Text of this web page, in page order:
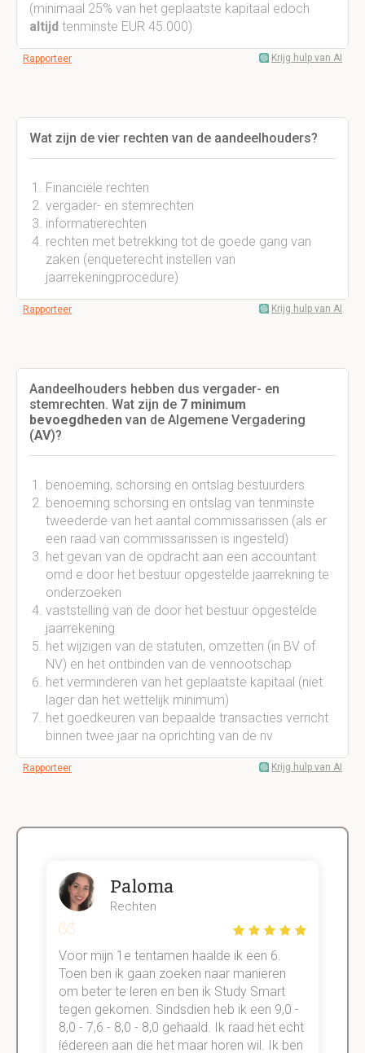
(minimaal 25% van het geplaatste kapitaal edoch
altijd tenminste EUR 45.000)
Rapporteer Krijg hulp van AI
Wat zijn de vier rechten van de aandeelhouders?
Financiële rechten
vergader- en stemrechten
informatierechten
rechten met betrekking tot de goede gang van
zaken (enqueterecht instellen van
jaarrekeningprocedure)
Rapporteer Krijg hulp van AI
Aandeelhouders hebben dus vergader- en
stemrechten. Wat zijn de 7 minimum
bevoegdheden van de Algemene Vergadering
(AV)?
benoeming, schorsing en ontslag bestuurders
benoeming schorsing en ontslag van tenminste
tweederde van het aantal commissarissen (als er
een raad van commissarissen is ingesteld)
het gevan van de opdracht aan een accountant
omd e door het bestuur opgestelde jaarrekning te
onderzoeken
vaststelling van de door het bestuur opgestelde
jaarrekening
het wijzigen van de statuten, omzetten (in BV of
NV) en het ontbinden van de vennootschap
het verminderen van het geplaatste kapitaal (niet
lager dan het wettelijk minimum)
het goedkeuren van bepaalde transacties verricht
binnen twee jaar na oprichting van de nv
Rapporteer Krijg hulp van AI
Paloma
Rechten
Voor mijn 1e tentamen haalde ik een 6.
Toen ben ik gaan zoeken naar manieren
om beter te leren en ben ik Study Smart
tegen gekomen. Sindsdien heb ik een 9,0 -
8,0 - 7,6 - 8,0 - 8,0 gehaald. Ik raad het echt
íédereen aan die het maar horen wil. Ik ben